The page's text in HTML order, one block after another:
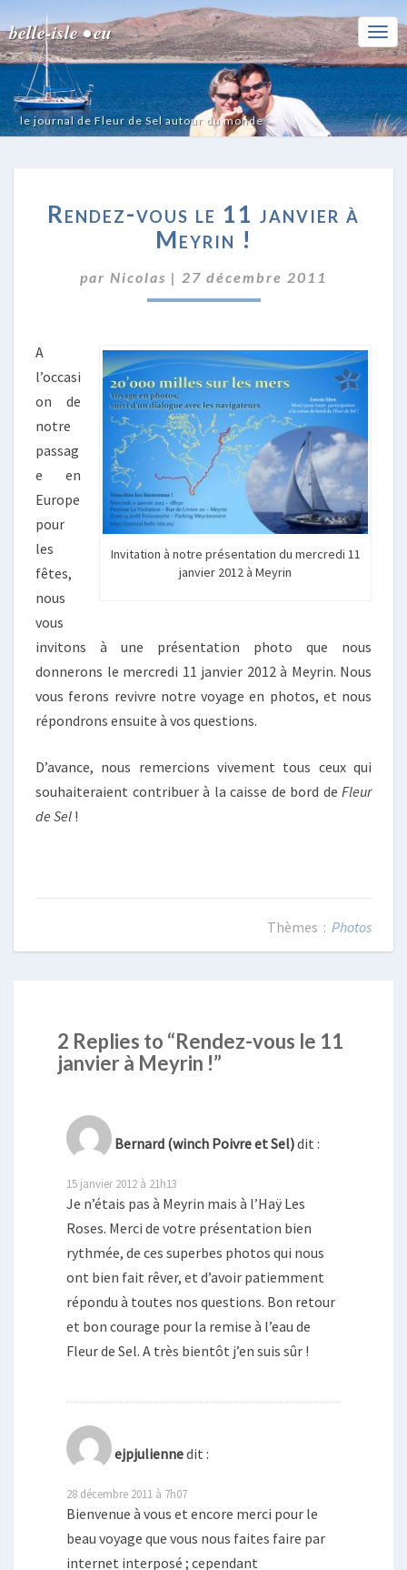
belle-isle • eu
le journal de Fleur de Sel autour du monde
VOUS
LE
11
JANVIER
Rendez-vous le 11 janvier à
Meyrin !
par Nicolas | 27 décembre 2011
Invitation à notre présentation du mercredi 11
janvier 2012 à Meyrin
A
l’occasi
on de
notre
passag
e en
Europe
pour
les
fêtes,
nous
vous
invitons à une présentation photo que nous
donnerons le mercredi 11 janvier 2012 à Meyrin. Nous
vous ferons revivre notre voyage en photos, et nous
répondrons ensuite à vos questions.
D’avance, nous remercions vivement tous ceux qui
souhaiteraient contribuer à la caisse de bord de Fleur
de Sel !
Photos
2 Replies to “Rendez-vous le 11
janvier à Meyrin !”
Bernard (winch Poivre et Sel)dit :
15 janvier 2012 à 21h13
Je n’étais pas à Meyrin mais à l’Haÿ Les
Roses. Merci de votre présentation bien
rythmée, de ces superbes photos qui nous
ont bien fait rêver, et d’avoir patiemment
répondu à toutes nos questions. Bon retour
et bon courage pour la remise à l’eau de
Fleur de Sel. A très bientôt j’en suis sûr !
ejpjuliennedit :
28 décembre 2011 à 7h07
Bienvenue à vous et encore merci pour le
beau voyage que vous nous faites faire par
internet interposé ; cependant